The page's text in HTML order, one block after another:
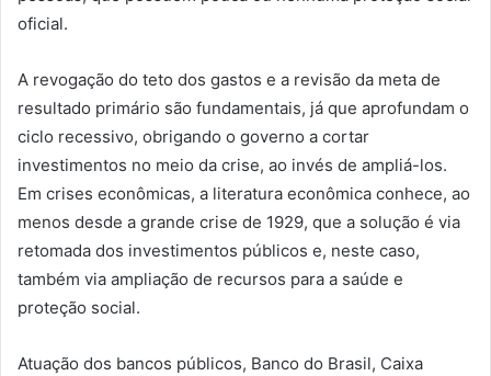
oficial.
A revogação do teto dos gastos e a revisão da meta de
resultado primário são fundamentais, já que aprofundam o
ciclo recessivo, obrigando o governo a cortar
investimentos no meio da crise, ao invés de ampliá-los.
Em crises econômicas, a literatura econômica conhece, ao
menos desde a grande crise de 1929, que a solução é via
retomada dos investimentos públicos e, neste caso,
também via ampliação de recursos para a saúde e
proteção social.
Atuação dos bancos públicos, Banco do Brasil, Caixa